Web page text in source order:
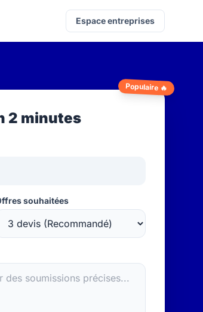
Espace entreprises
Populaire 🔥
2 minutes
souhaitées